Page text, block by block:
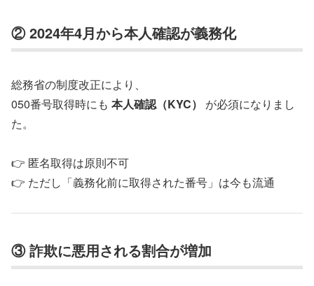
② 2024年4月から本人確認が義務化
総務省の制度改正により、
050番号取得時にも 本人確認（KYC）
が必須になりまし
た。
👉 匿名取得は原則不可
👉 ただし「義務化前に取得された番号」は今も流通
③ 詐欺に悪用される割合が増加